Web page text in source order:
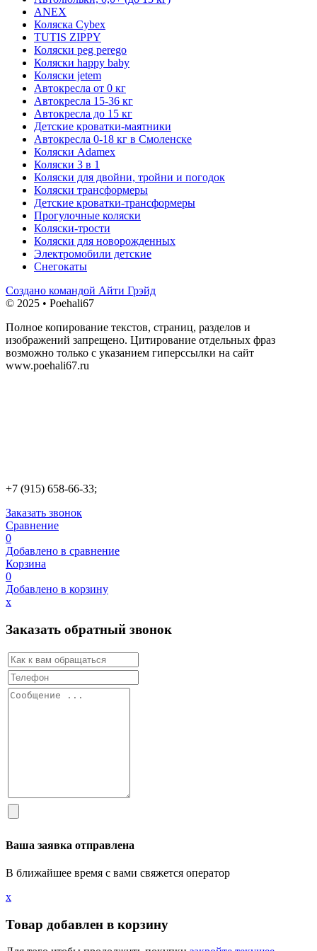
ANEX
Коляска Cybex
TUTIS ZIPPY
Коляски peg perego
Коляски happy baby
Коляски jetem
Автокресла от 0 кг
Автокресла 15-36 кг
Автокресла до 15 кг
Детские кроватки-маятники
Автокресла 0-18 кг в Смоленске
Коляски Adamex
Коляски 3 в 1
Коляски для двойни, тройни и погодок
Коляски трансформеры
Детские кроватки-трансформеры
Прогулочные коляски
Коляски-трости
Коляски для новорожденных
Электромобили детские
Снегокаты
Создано командой Айти Грэйд
© 2025 • Poehali67
Полное копирование текстов, страниц, разделов и
изображений запрещено. Цитирование отдельных фраз
возможно только с указанием гиперссылки на сайт
www.poehali67.ru
+7 (915) 658-66-33;
Заказать звонок
Сравнение
0
Добавлено в сравнение
Корзина
0
Добавлено в корзину
х
Заказать обратный звонок
Ваша заявка отправлена
В ближайшее время с вами свяжется оператор
х
Товар добавлен в корзину